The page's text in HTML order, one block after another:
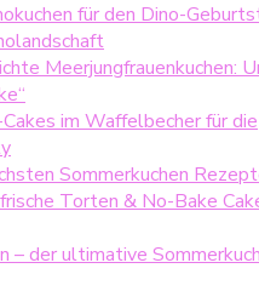
für den Dino-
Meerjungfrauenkuchen:
im Waffelbecher für die
Sommerkuchen
Torten & No-Bake
– der ultimative